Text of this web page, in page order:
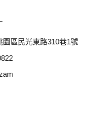
園區民光東路310巷1號